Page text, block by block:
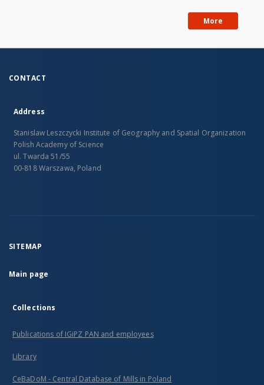
More
CONTACT
Address
Stanislaw Leszczycki Institute of Geography and Spatial Organization
Polish Academy of Science
ul. Twarda 51/55
00-818 Warszawa, Poland
SITEMAP
Main page
Collections
Publications of IGiPZ PAN and employees
Library
CeBaDoM - Central Database of Mills in Poland